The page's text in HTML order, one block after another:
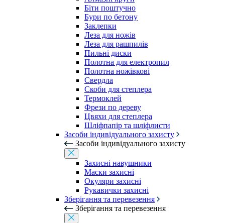
Біти поштучно
Бури по бетону
Заклепки
Леза для ножів
Леза для рашпилів
Пильні диски
Полотна для електропил
Полотна ножівкові
Свердла
Скоби для степлера
Термоклей
Фрези по дереву
Цвяхи для степлера
Шліфпапір та шліфлисти
Засоби індивідуального захисту
Засоби індивідуального захисту
Захисні навушники
Маски захисні
Окуляри захисні
Рукавички захисні
Зберігання та перевезення
Зберігання та перевезення